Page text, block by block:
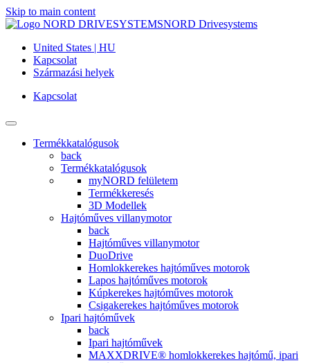
Skip to main content
NORD Drivesystems
United States | HU
Kapcsolat
Származási helyek
Kapcsolat
Termékkatalógusok
back
Termékkatalógusok
myNORD felületem
Termékkeresés
3D Modellek
Hajtóműves villanymotor
back
Hajtóműves villanymotor
DuoDrive
Homlokkerekes hajtóműves motorok
Lapos hajtóműves motorok
Kúpkerekes hajtóműves motorok
Csigakerekes hajtóműves motorok
Ipari hajtóművek
back
Ipari hajtóművek
MAXXDRIVE® homlokkerekes hajtómű, ipari